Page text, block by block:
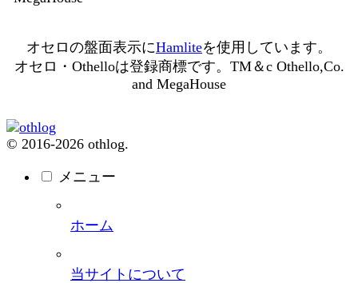
オセロの盤面表示にHamliteを使用しています。
オセロ・Othelloは登録商標です。TM＆c Othello,Co.
and MegaHouse
© 2016-2026 othlog.
メニュー
ホーム
当サイトについて